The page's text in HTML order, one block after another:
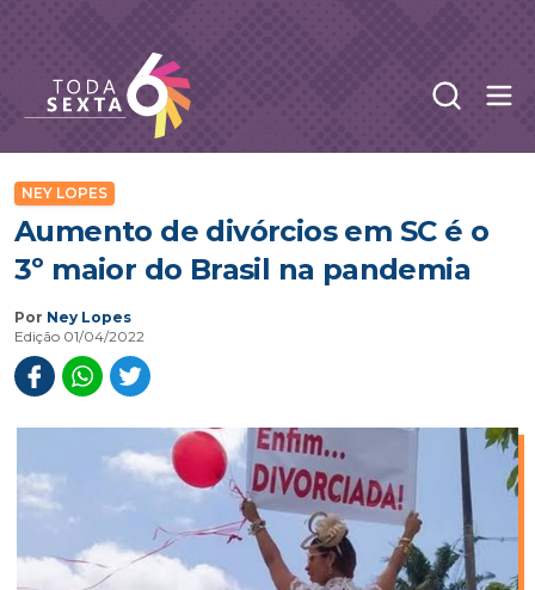
Toda Sexta - 4oito
NEY LOPES
Aumento de divórcios em SC é o
3º maior do Brasil na pandemia
Por Ney Lopes
Edição 01/04/2022